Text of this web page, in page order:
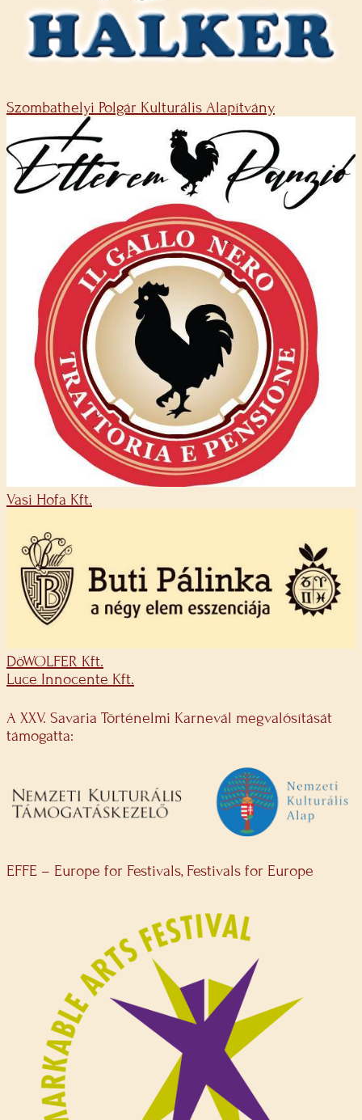
Szombathelyi Polgár Kulturális Alapítvány
Vasi Hofa Kft.
DöWOLFER Kft.
Luce Innocente Kft.
A XXV. Savaria Történelmi Karnevál megvalósítását
támogatta:
EFFE – Europe for Festivals, Festivals for Europe